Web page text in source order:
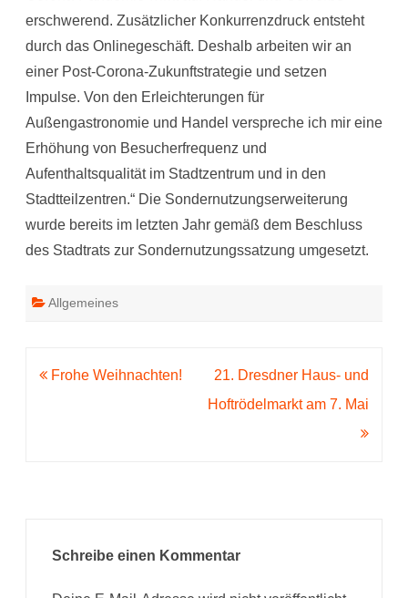
erschwerend. Zusätzlicher Konkurrenzdruck entsteht
durch das Onlinegeschäft. Deshalb arbeiten wir an
einer Post-Corona-Zukunftstrategie und setzen
Impulse. Von den Erleichterungen für
Außengastronomie und Handel verspreche ich mir eine
Erhöhung von Besucherfrequenz und
Aufenthaltsqualität im Stadtzentrum und in den
Stadtteilzentren.“ Die Sondernutzungserweiterung
wurde bereits im letzten Jahr gemäß dem Beschluss
des Stadtrats zur Sondernutzungssatzung umgesetzt.
Allgemeines
Beitragsnavigation
Frohe Weihnachten!
21. Dresdner Haus- und
Hoftrödelmarkt am 7. Mai
Schreibe einen Kommentar